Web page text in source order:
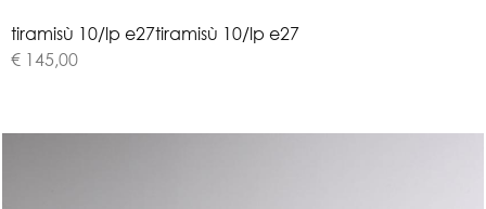
tiramisù 10/lp e27tiramisù 10/lp e27
€ 145,00